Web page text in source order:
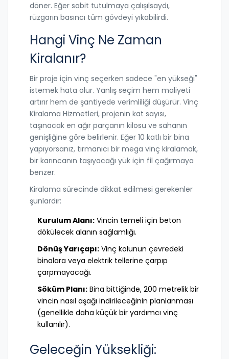
döner. Eğer sabit tutulmaya çalışılsaydı,
rüzgarın basıncı tüm gövdeyi yıkabilirdi.
Hangi Vinç Ne Zaman
Kiralanır?
Bir proje için vinç seçerken sadece "en yükseği"
istemek hata olur. Yanlış seçim hem maliyeti
artırır hem de şantiyede verimliliği düşürür. Vinç
Kiralama Hizmetleri, projenin kat sayısı,
taşınacak en ağır parçanın kilosu ve sahanın
genişliğine göre belirlenir. Eğer 10 katlı bir bina
yapıyorsanız, tırmanıcı bir mega vinç kiralamak,
bir karıncanın taşıyacağı yük için fil çağırmaya
benzer.
Kiralama sürecinde dikkat edilmesi gerekenler
şunlardır:
Kurulum Alanı: Vincin temeli için beton
dökülecek alanın sağlamlığı.
Dönüş Yarıçapı: Vinç kolunun çevredeki
binalara veya elektrik tellerine çarpıp
çarpmayacağı.
Söküm Planı: Bina bittiğinde, 200 metrelik bir
vincin nasıl aşağı indirileceğinin planlanması
(genellikle daha küçük bir yardımcı vinç
kullanılır).
Geleceğin Yüksekliği: